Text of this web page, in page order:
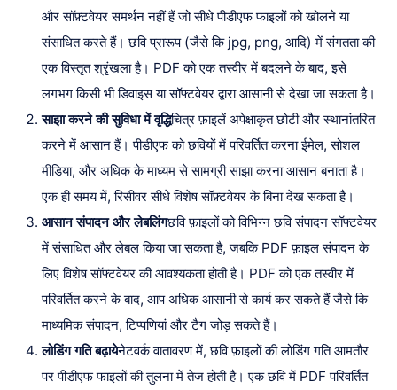
और सॉफ़्टवेयर समर्थन नहीं हैं जो सीधे पीडीएफ फाइलों को खोलने या
संसाधित करते हैं। छवि प्रारूप (जैसे कि jpg, png, आदि) में संगतता की
एक विस्तृत श्रृंखला है। PDF को एक तस्वीर में बदलने के बाद, इसे
लगभग किसी भी डिवाइस या सॉफ्टवेयर द्वारा आसानी से देखा जा सकता है।
साझा करने की सुविधा में वृद्धिचित्र फ़ाइलें अपेक्षाकृत छोटी और स्थानांतरित
करने में आसान हैं। पीडीएफ को छवियों में परिवर्तित करना ईमेल, सोशल
मीडिया, और अधिक के माध्यम से सामग्री साझा करना आसान बनाता है।
एक ही समय में, रिसीवर सीधे विशेष सॉफ़्टवेयर के बिना देख सकता है।
आसान संपादन और लेबलिंगछवि फ़ाइलों को विभिन्न छवि संपादन सॉफ्टवेयर
में संसाधित और लेबल किया जा सकता है, जबकि PDF फ़ाइल संपादन के
लिए विशेष सॉफ्टवेयर की आवश्यकता होती है। PDF को एक तस्वीर में
परिवर्तित करने के बाद, आप अधिक आसानी से कार्य कर सकते हैं जैसे कि
माध्यमिक संपादन, टिप्पणियां और टैग जोड़ सकते हैं।
लोडिंग गति बढ़ायेनेटवर्क वातावरण में, छवि फ़ाइलों की लोडिंग गति आमतौर
पर पीडीएफ फाइलों की तुलना में तेज होती है। एक छवि में PDF परिवर्तित